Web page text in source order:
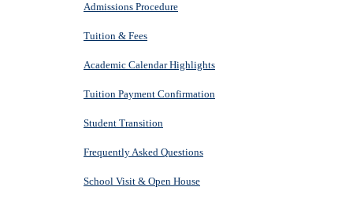
Admissions Procedure
Tuition & Fees
Academic Calendar Highlights
Tuition Payment Confirmation
Student Transition
Frequently Asked Questions
School Visit & Open House